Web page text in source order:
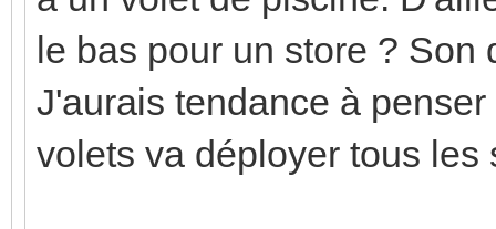
le bas pour un store ? Son
J'aurais tendance à
volets va déployer tous les